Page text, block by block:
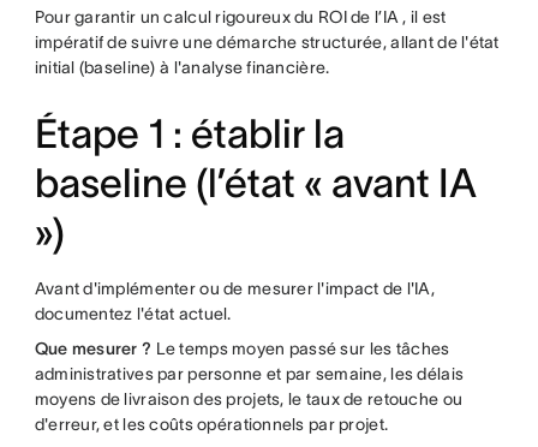
Pour garantir un calcul rigoureux du ROI de l’IA , il est
impératif de suivre une démarche structurée, allant de l'état
initial (baseline) à l'analyse financière.
Étape 1 : établir la
baseline (l’état « avant IA
»)
Avant d'implémenter ou de mesurer l'impact de l'IA,
documentez l'état actuel.
Que mesurer ? Le temps moyen passé sur les tâches
administratives par personne et par semaine, les délais
moyens de livraison des projets, le taux de retouche ou
d'erreur, et les coûts opérationnels par projet.